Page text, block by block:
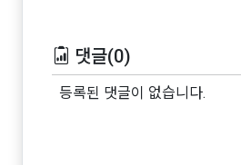
댓글(0)
등록된 댓글이 없습니다.